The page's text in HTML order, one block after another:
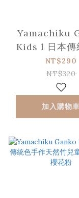
Yamachiku
Kids l 日本傳統色手
作天然竹兒童
- 赤紅
NT$290
NT$320
加入購物車